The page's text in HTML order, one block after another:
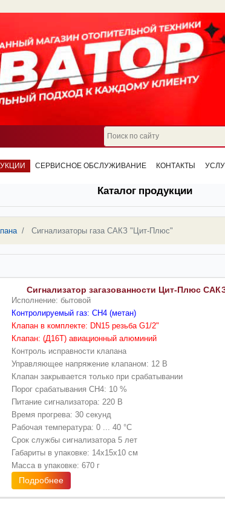
СЕРВИСНОЕ ОБСЛУЖИВАНИЕ КОНТАКТЫ
Каталог продукции
Сигнализаторы газа САКЗ "Цит-Плюс"
Сигнализатор загазованности Цит-Плюс
Исполнение: бытовой
Контролируемый газ: CH4 (метан)
Клапан в комплекте: DN15 резьба G1/2"
Клапан: (Д16Т) авиационный алюминий
Контроль исправности клапана
Управляющее напряжение клапаном: 12 В
Клапан закрывается только при срабатывании
Порог срабатывания CH4: 10 %
Питание сигнализатора: 220 В
Время прогрева: 30 секунд
Рабочая температура: 0 ... 40 °С
Срок службы сигнализатора 5 лет
Габариты в упаковке: 14х15х10 см
Масса в упаковке: 670 г
Подробнее